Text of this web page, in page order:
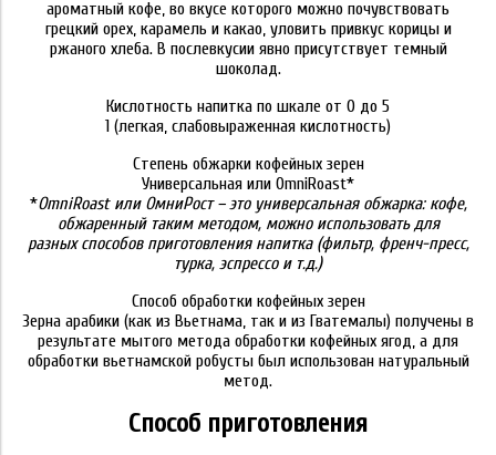
ароматный кофе, во вкусе которого можно почувствовать
грецкий орех, карамель и какао, уловить привкус корицы и
ржаного хлеба. В послевкусии явно присутствует темный
шоколад.
Кислотность напитка по шкале от 0 до 5
1 (легкая, слабовыраженная кислотность)
Степень обжарки кофейных зерен
Универсальная или OmniRoast*
*OmniRoast или ОмниРост – это универсальная обжарка: кофе,
обжаренный таким методом, можно использовать для
разных способов приготовления напитка (фильтр, френч-пресс,
турка, эспрессо и т.д.)
Способ обработки кофейных зерен
Зерна арабики (как из Вьетнама, так и из Гватемалы) получены в
результате мытого метода обработки кофейных ягод, а для
обработки вьетнамской робусты был использован натуральный
метод.
Способ приготовления